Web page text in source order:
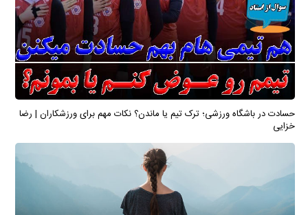
حسادت در باشگاه ورزشی؛ ترک تیم یا ماندن؟ نکات مهم برای ورزشکاران | رضا
خزایی